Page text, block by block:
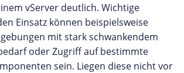
vServer deutlich. Wichtige
Einsatz können beispielsweise
mit stark schwankendem
oder Zugriff auf bestimmte
sein. Liegen diese nicht vor